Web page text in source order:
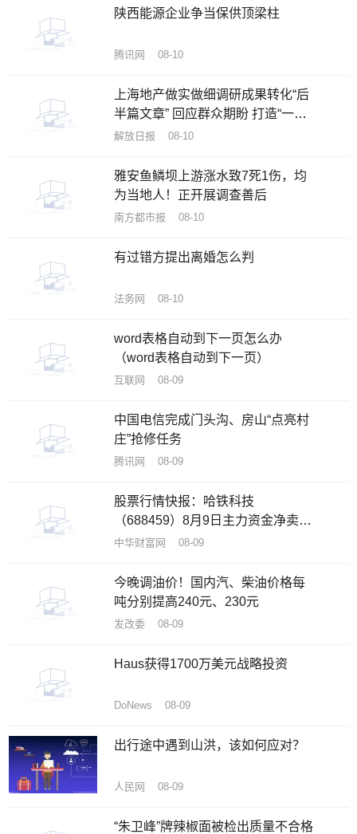
陕西能源企业争当保供顶梁柱
腾讯网 08-10
上海地产做实做细调研成果转化“后
半篇文章” 回应群众期盼 打造“一流
公园”
解放日报 08-10
雅安鱼鳞坝上游涨水致7死1伤，均
为当地人！正开展调查善后
南方都市报 08-10
有过错方提出离婚怎么判
法务网 08-10
word表格自动到下一页怎么办
（word表格自动到下一页）
互联网 08-09
中国电信完成门头沟、房山“点亮村
庄”抢修任务
腾讯网 08-09
股票行情快报：哈铁科技
（688459）8月9日主力资金净卖出
58.64万元
中华财富网 08-09
今晚调油价！国内汽、柴油价格每
吨分别提高240元、230元
发改委 08-09
Haus获得1700万美元战略投资
DoNews 08-09
出行途中遇到山洪，该如何应对？
人民网 08-09
“朱卫峰”牌辣椒面被检出质量不合格